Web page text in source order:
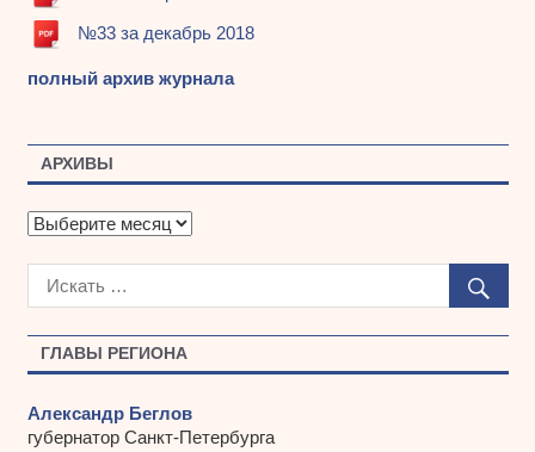
ГЛАВЫ РЕГИОНА
Александр Беглов
губернатор Санкт-Петербурга
№33 за декабрь 2018
полный архив журнала
АРХИВЫ
А
х
ы